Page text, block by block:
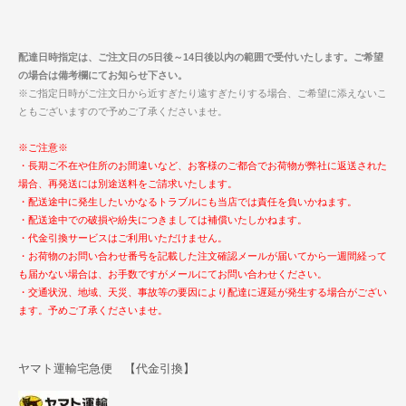
配達日時指定は、ご注文日の5日後～14日後以内の範囲で受付いたします。ご希望
の場合は備考欄にてお知らせ下さい。
※ご指定日時がご注文日から近すぎたり遠すぎたりする場合、ご希望に添えないこ
ともございますので予めご了承くださいませ。
※ご注意※
・長期ご不在や住所のお間違いなど、お客様のご都合でお荷物が弊社に返送された
場合、再発送には別途送料をご請求いたします。
・配送途中に発生したいかなるトラブルにも当店では責任を負いかねます。
・配送途中での破損や紛失につきましては補償いたしかねます。
・代金引換サービスはご利用いただけません。
・お荷物のお問い合わせ番号を記載した注文確認メールが届いてから一週間経って
も届かない場合は、お手数ですがメールにてお問い合わせください。
・交通状況、地域、天災、事故等の要因により配達に遅延が発生する場合がござい
ます。予めご了承くださいませ。
ヤマト運輸宅急便 【代金引換】